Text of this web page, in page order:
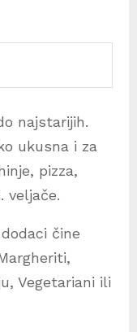
najstarijih.
ukusna i za
pizza,
veljače.
čine
Vegetariani ili